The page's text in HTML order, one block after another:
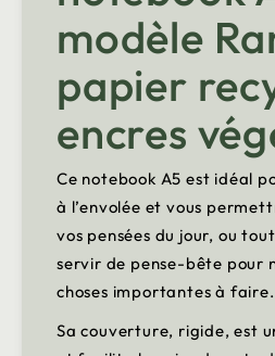
modèle
papier
encres
Ce notebook A5 est idéal
à l’envolée et vous
vos pensées du jour, ou
servir de pense-bête pour
choses importantes à faire.
Sa couverture, rigide, est